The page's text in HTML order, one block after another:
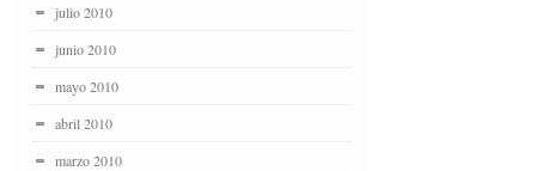
julio 2010
junio 2010
mayo 2010
abril 2010
marzo 2010